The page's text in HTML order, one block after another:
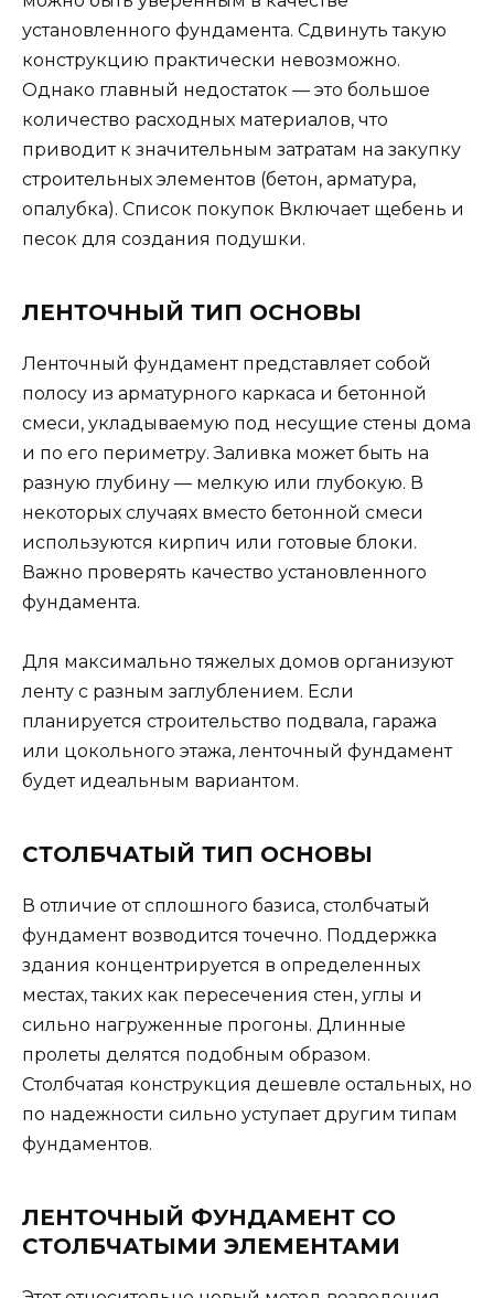
установленного фундамента. Сдвинуть такую
конструкцию практически невозможно.
Однако главный недостаток — это большое
количество расходных материалов, что
приводит к значительным затратам на закупку
строительных элементов (бетон, арматура,
опалубка). Список покупок Включает щебень и
песок для создания подушки.
ЛЕНТОЧНЫЙ ТИП ОСНОВЫ
Ленточный фундамент представляет собой
полосу из арматурного каркаса и бетонной
смеси, укладываемую под несущие стены дома
и по его периметру. Заливка может быть на
разную глубину — мелкую или глубокую. В
некоторых случаях вместо бетонной смеси
используются кирпич или готовые блоки.
Важно проверять качество установленного
фундамента.
Для максимально тяжелых домов организуют
ленту с разным заглублением. Если
планируется строительство подвала, гаража
или цокольного этажа, ленточный фундамент
будет идеальным вариантом.
СТОЛБЧАТЫЙ ТИП ОСНОВЫ
В отличие от сплошного базиса, столбчатый
фундамент возводится точечно. Поддержка
здания концентрируется в определенных
местах, таких как пересечения стен, углы и
сильно нагруженные прогоны. Длинные
пролеты делятся подобным образом.
Столбчатая конструкция дешевле остальных, но
по надежности сильно уступает другим типам
фундаментов.
ЛЕНТОЧНЫЙ ФУНДАМЕНТ СО
СТОЛБЧАТЫМИ ЭЛЕМЕНТАМИ